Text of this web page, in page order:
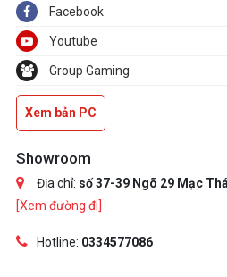
Facebook
Youtube
Group Gaming
Xem bản PC
Showroom
Địa chỉ: số 37-39 Ngõ 29 Mạc
[Xem đường đi]
Hotline: 0334577086